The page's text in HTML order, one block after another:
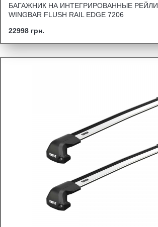
БАГАЖНИК НА ИНТЕГРИРОВАННЫЕ
WINGBAR FLUSH RAIL EDGE 7206
22998 грн.